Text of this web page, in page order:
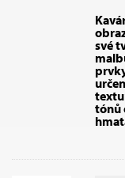
své
tónů